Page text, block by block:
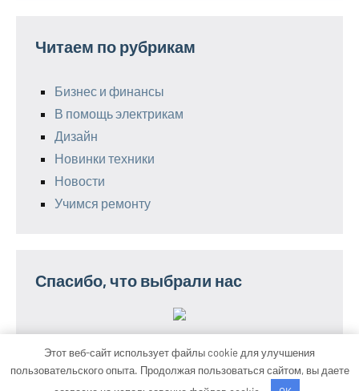
Читаем по рубрикам
Бизнес и финансы
В помощь электрикам
Дизайн
Новинки техники
Новости
Учимся ремонту
Спасибо, что выбрали нас
Этот веб-сайт использует файлы cookie для улучшения
пользовательского опыта. Продолжая пользоваться сайтом, вы даете